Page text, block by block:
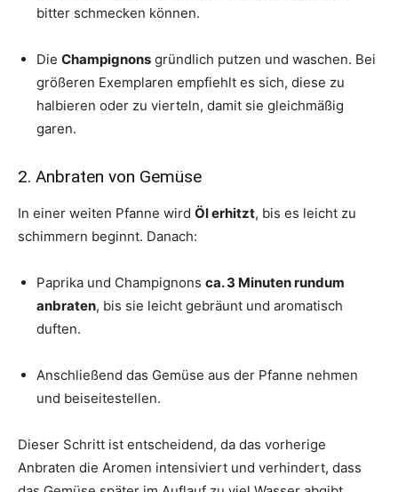
bitter schmecken können.
Die Champignons gründlich putzen und waschen. Bei
größeren Exemplaren empfiehlt es sich, diese zu
halbieren oder zu vierteln, damit sie gleichmäßig
garen.
2. Anbraten von Gemüse
In einer weiten Pfanne wird Öl erhitzt, bis es leicht zu
schimmern beginnt. Danach:
Paprika und Champignons ca. 3 Minuten rundum
anbraten, bis sie leicht gebräunt und aromatisch
duften.
Anschließend das Gemüse aus der Pfanne nehmen
und beiseitestellen.
Dieser Schritt ist entscheidend, da das vorherige
Anbraten die Aromen intensiviert und verhindert, dass